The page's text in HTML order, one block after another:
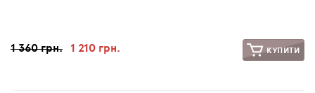
1 360 грн. 1 210 грн. КУПИТИ